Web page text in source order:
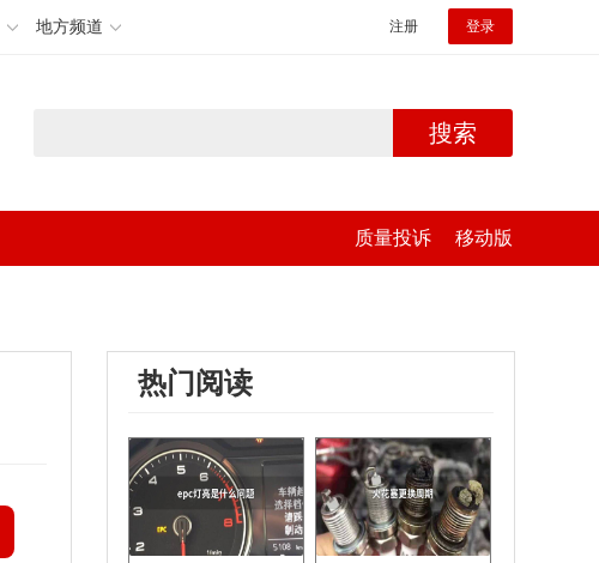
地方频道 注册 登录
搜索
质量投诉 移动版
热门阅读